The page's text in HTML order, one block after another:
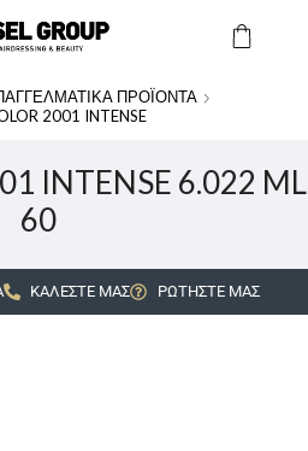
ΠΡΟΪΟΝΤΑ
2001 INTENSE
INTENSE 6.022
60
ΚΑΛΕΣΤΕ ΜΑΣ ΡΩΤΗΣΤΕ ΜΑΣ